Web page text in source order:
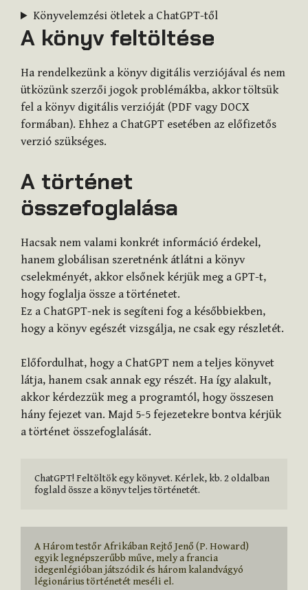
Könyvelemzési ötletek a ChatGPT-től
A könyv feltöltése
Ha rendelkezünk a könyv digitális verziójával és nem
ütközünk szerzői jogok problémákba, akkor töltsük
fel a könyv digitális verzióját (PDF vagy DOCX
formában). Ehhez a ChatGPT esetében az előfizetős
verzió szükséges.
A történet
összefoglalása
Hacsak nem valami konkrét információ érdekel,
hanem globálisan szeretnénk átlátni a könyv
cselekményét, akkor elsőnek kérjük meg a GPT-t,
hogy foglalja össze a történetet.
Ez a ChatGPT-nek is segíteni fog a későbbiekben,
hogy a könyv egészét vizsgálja, ne csak egy részletét.
Előfordulhat, hogy a ChatGPT nem a teljes könyvet
látja, hanem csak annak egy részét. Ha így alakult,
akkor kérdezzük meg a programtól, hogy összesen
hány fejezet van. Majd 5-5 fejezetekre bontva kérjük
a történet összefoglalását.
ChatGPT! Feltöltök egy könyvet. Kérlek, kb. 2 oldalban
foglald össze a könyv teljes történetét.
A Három testőr Afrikában Rejtő Jenő (P. Howard)
egyik legnépszerűbb műve, mely a francia
idegenlégióban játszódik és három kalandvágyó
légionárius történetét meséli el.